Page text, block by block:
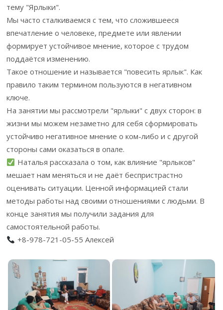
тему "Ярлыки".
Мы часто сталкиваемся с тем, что сложившееся
впечатление о человеке, предмете или явлении
формирует устойчивое мнение, которое с трудом
поддаётся изменению.
Такое отношение и называется "повесить ярлык". Как
правило таким термином пользуются в негативном
ключе.
На занятии мы рассмотрели "ярлыки" с двух сторон: в
жизни мы можем незаметно для себя сформировать
устойчиво негативное мнение о ком-либо и с другой
стороны сами оказаться в опале.
Наталья рассказала о том, как влияние "ярлыков"
мешает нам меняться и не даёт беспристрастно
оценивать ситуации. Ценной информацией стали
методы работы над своими отношениями с людьми. В
конце занятия мы получили задания для
самостоятельной работы.
+8-978-721-05-55 Алексей